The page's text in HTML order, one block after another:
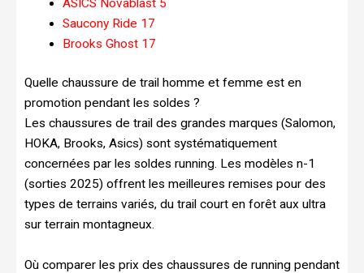
ASICS Novablast 5
Saucony Ride 17
Brooks Ghost 17
Quelle chaussure de trail homme et femme est en
promotion pendant les soldes ?
Les chaussures de trail des grandes marques (Salomon,
HOKA, Brooks, Asics) sont systématiquement
concernées par les soldes running. Les modèles n-1
(sorties 2025) offrent les meilleures remises pour des
types de terrains variés, du trail court en forêt aux ultra
sur terrain montagneux.
Où comparer les prix des chaussures de running pendant